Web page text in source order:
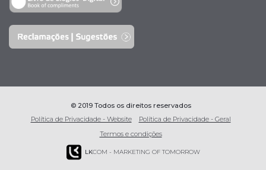
© 2019 Todos os direitos reservados
Política de Privacidade - Website
Política de Privacidade - Geral
Termos e condições
LKCOM - MARKETING OF TOMORROW